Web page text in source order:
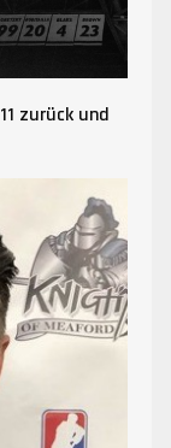
zurück und